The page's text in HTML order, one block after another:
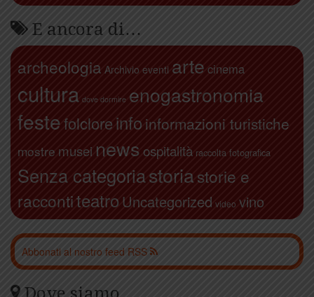
E ancora di…
archeologia Archivio eventi arte cinema
cultura dove dormire enogastronomia
festefolcloreinfo informazioni turistiche
mostre musei news ospitalità raccolta fotografica
Senza categoriastoriastorie e
raccontiteatro Uncategorized video vino
Abbonati al nostro feed RSS